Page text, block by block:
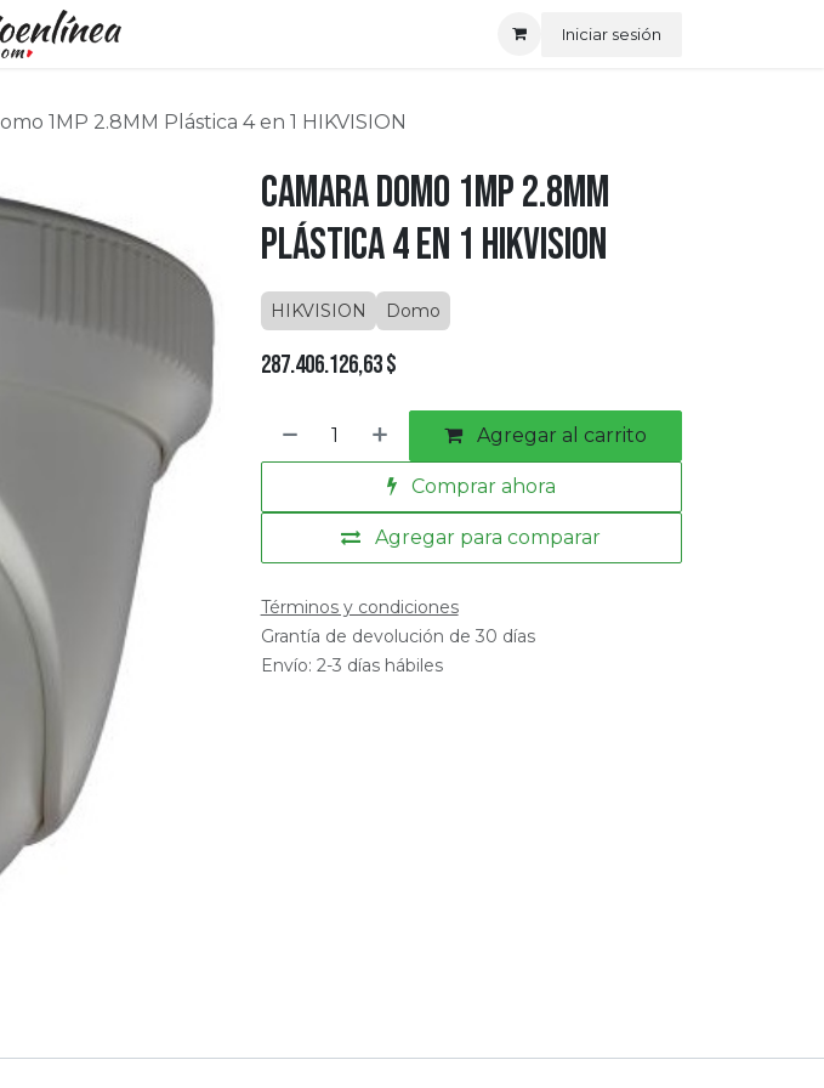
Iniciar sesión
1MP 2.8MM Plástica 4 en 1 HIKVISION
Camara Domo 1MP 2.8MM
Plástica 4 en 1 HIKVISION
HIKVISION Domo
287.406.126,63$
Agregar al carrito
Comprar ahora
Agregar para comparar
Términos y condiciones
Grantía de devolución de 30 días
Envío: 2-3 días hábiles